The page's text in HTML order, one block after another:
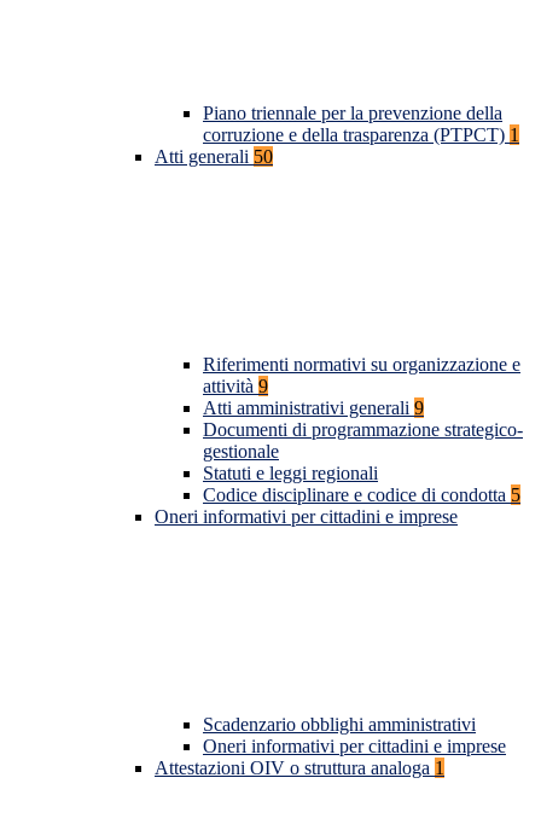
Piano triennale per la prevenzione della
corruzione e della trasparenza (PTPCT) 1
Atti generali 50
Riferimenti normativi su organizzazione e
attività 9
Atti amministrativi generali 9
Documenti di programmazione strategico-
gestionale
Statuti e leggi regionali
Codice disciplinare e codice di condotta 5
Oneri informativi per cittadini e imprese
Scadenzario obblighi amministrativi
Oneri informativi per cittadini e imprese
Attestazioni OIV o struttura analoga 1